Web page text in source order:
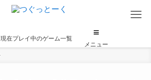
現在プレイ中のゲーム一覧
メニュー